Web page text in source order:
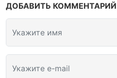
ДОБАВИТЬ КОММЕНТАРИЙ
Укажите имя
Укажите e-mail